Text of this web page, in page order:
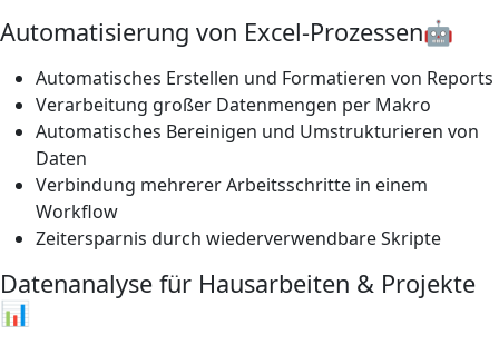
Automatisierung von Excel-Prozessen🤖
Automatisches Erstellen und Formatieren von Reports
Verarbeitung großer Datenmengen per Makro
Automatisches Bereinigen und Umstrukturieren von
Daten
Verbindung mehrerer Arbeitsschritte in einem
Workflow
Zeitersparnis durch wiederverwendbare Skripte
Datenanalyse für Hausarbeiten & Projekte
📊